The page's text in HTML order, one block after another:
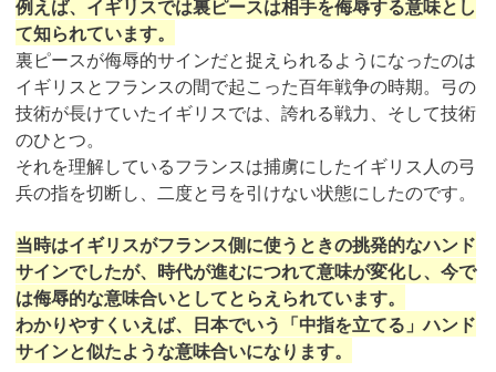
例えば、イギリスでは裏ピースは相手を侮辱する意味とし
て知られています。
裏ピースが侮辱的サインだと捉えられるようになったのは
イギリスとフランスの間で起こった百年戦争の時期。弓の
技術が長けていたイギリスでは、誇れる戦力、そして技術
のひとつ。
それを理解しているフランスは捕虜にしたイギリス人の弓
兵の指を切断し、二度と弓を引けない状態にしたのです。
当時はイギリスがフランス側に使うときの挑発的なハンド
サインでしたが、時代が進むにつれて意味が変化し、今で
は侮辱的な意味合いとしてとらえられています。
わかりやすくいえば、日本でいう「中指を立てる」ハンド
サインと似たような意味合いになります。